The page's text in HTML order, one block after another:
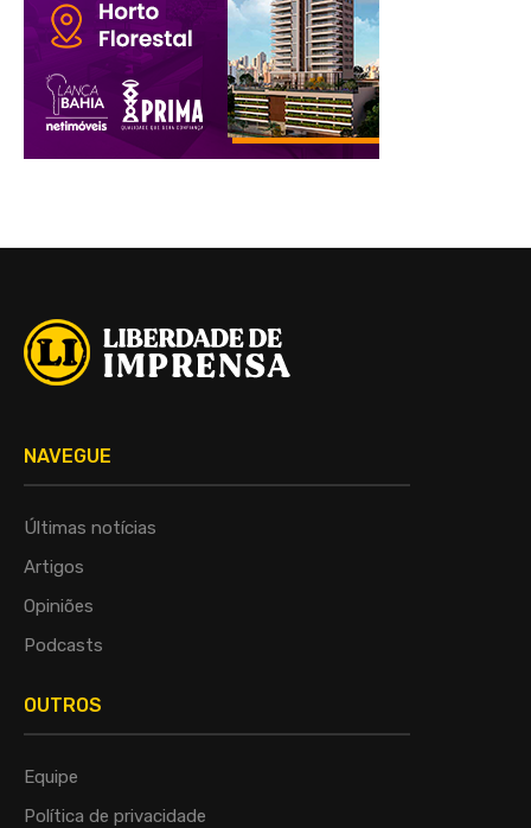
NAVEGUE
Últimas notícias
Artigos
Opiniões
Podcasts
OUTROS
Equipe
Política de privacidade